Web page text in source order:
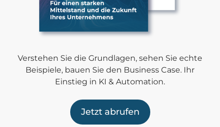
Verstehen Sie die Grundlagen, sehen Sie echte
Beispiele, bauen Sie den Business Case. Ihr
Einstieg in KI & Automation.
Jetzt abrufen